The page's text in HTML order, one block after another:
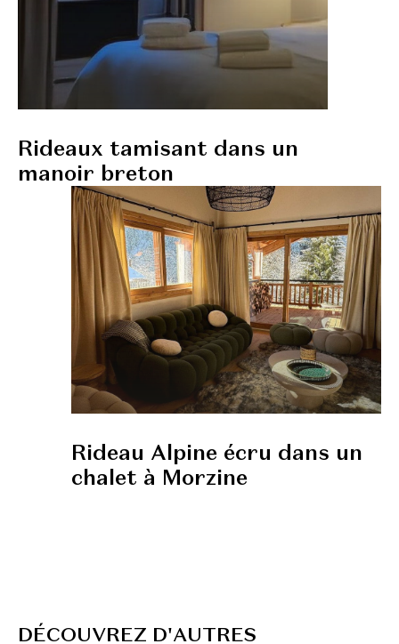
Rideaux tamisant dans un
manoir breton
Rideau Alpine écru dans un
chalet à Morzine
DÉCOUVREZ D'AUTRES